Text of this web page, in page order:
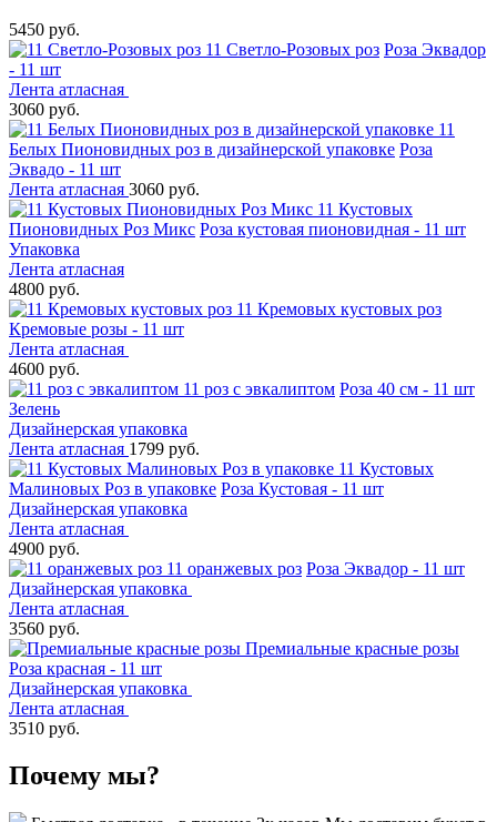
5450 руб.
11 Светло-Розовых роз Роза Эквадор
- 11 шт
Лента атласная
3060 руб.
11
Белых Пионовидных роз в дизайнерской упаковке Роза
Эквадо - 11 шт
Лента атласная 3060 руб.
11 Кустовых
Пионовидных Роз Микс Роза кустовая пионовидная - 11 шт
Упаковка
Лента атласная
4800 руб.
11 Кремовых кустовых роз
Кремовые розы - 11 шт
Лента атласная
4600 руб.
11 роз с эвкалиптом Роза 40 см - 11 шт
Зелень
Дизайнерская упаковка
Лента атласная 1799 руб.
11 Кустовых
Малиновых Роз в упаковке Роза Кустовая - 11 шт
Дизайнерская упаковка
Лента атласная
4900 руб.
11 оранжевых роз Роза Эквадор - 11 шт
Дизайнерская упаковка
Лента атласная
3560 руб.
Премиальные красные розы
Роза красная - 11 шт
Дизайнерская упаковка
Лента атласная
3510 руб.
Почему мы?